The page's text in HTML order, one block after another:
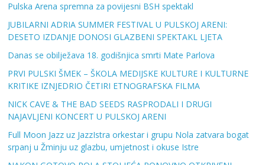
Pulska Arena spremna za povijesni BSH spektakl
JUBILARNI ADRIA SUMMER FESTIVAL U PULSKOJ ARENI:
DESETO IZDANJE DONOSI GLAZBENI SPEKTAKL LJETA
Danas se obilježava 18. godišnjica smrti Mate Parlova
PRVI PULSKI ŠMEK – ŠKOLA MEDIJSKE KULTURE I KULTURNE
KRITIKE IZNJEDRIO ČETIRI ETNOGRAFSKA FILMA
NICK CAVE & THE BAD SEEDS RASPRODALI I DRUGI
NAJAVLJENI KONCERT U PULSKOJ ARENI
Full Moon Jazz uz JazzIstra orkestar i grupu Nola zatvara bogat
srpanj u Žminju uz glazbu, umjetnost i okuse Istre